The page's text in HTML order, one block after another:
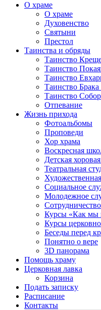
О храме
О храме
Духовенство
Святыни
Престол
Таинства и обряды
Таинство
Таинство
Таинство
Таинство
Таинство
Отпевание
Жизнь прихода
Фотоальбомы
Проповеди
Хор храма
Воскресная
Детская
Театральная
Социальное
Молодежное
Курсы «Как мы
Курсы
Беседы перед
Понятно о вере
3D панорама
Помощь храму
Церковная лавка
Корзина
Подать записку
Расписание
Контакты